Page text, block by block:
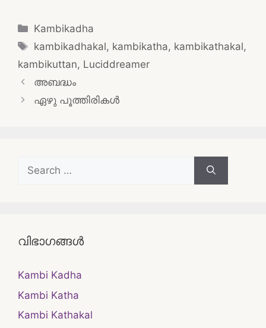
Categories
Kambikadha
Tags
kambikadhakal, kambikatha, kambikathakal,
kambikuttan, Luciddreamer
Post
navigation
അബദ്ധം
ഏഴു പൂത്തിരികൾ
Search
for:
വിഭാഗങ്ങൾ
Kambi Kadha
Kambi Katha
Kambi Kathakal